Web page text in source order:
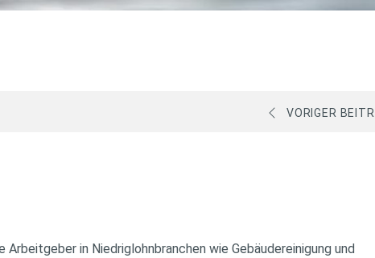
VORIGER
in Niedriglohnbranchen wie Gebäudereinigung und